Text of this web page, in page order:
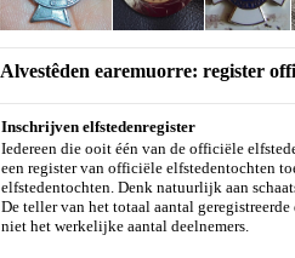
Alvestêden earemuorre: register
Inschrijven elfstedenregister
Iedereen die ooit één van de officiële
een register van officiële elfstedentochten
elfstedentochten. Denk natuurlijk aan
De teller van het totaal aantal geregistreerde
niet het werkelijke aantal deelnemers.